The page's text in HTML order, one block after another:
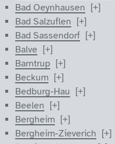
Bad Oeynhausen
Bad Salzuflen
Bad Sassendorf
Balve
Barntrup
Beckum
Bedburg-Hau
Beelen
Bergheim
Bergheim-Zieverich